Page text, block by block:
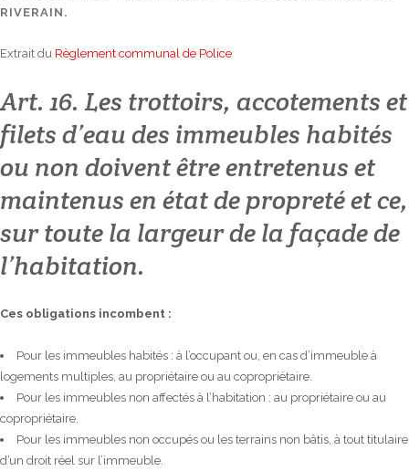
RIVERAIN.
Extrait du Règlement communal de Police
Art. 16. Les trottoirs, accotements et
filets d’eau des immeubles habités
ou non doivent être entretenus et
maintenus en état de propreté et ce,
sur toute la largeur de la façade de
l’habitation.
Ces obligations incombent :
Pour les immeubles habités : à l’occupant ou, en cas d’immeuble à
logements multiples, au propriétaire ou au copropriétaire.
Pour les immeubles non affectés à l’habitation : au propriétaire ou au
copropriétaire.
Pour les immeubles non occupés ou les terrains non bâtis, à tout titulaire
d’un droit réel sur l’immeuble.